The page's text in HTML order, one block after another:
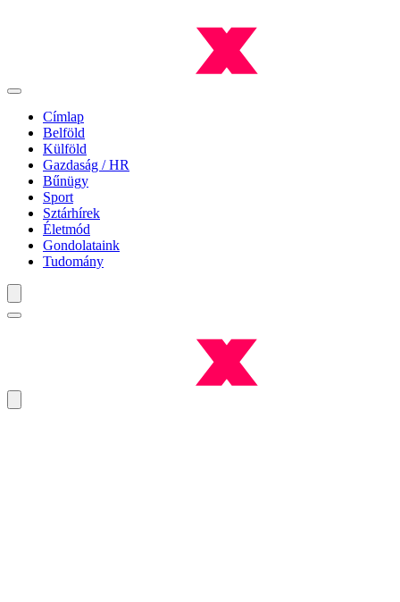
Címlap
Belföld
Külföld
Gazdaság / HR
Bűnügy
Sport
Sztárhírek
Életmód
Gondolataink
Tudomány